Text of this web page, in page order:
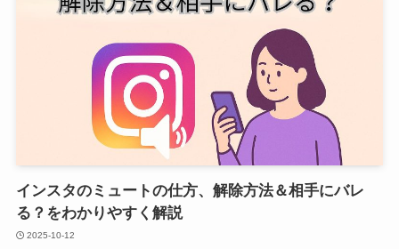
インスタのミュートの仕方、解除方法＆相手にバレ
る？をわかりやすく解説
2025-10-12